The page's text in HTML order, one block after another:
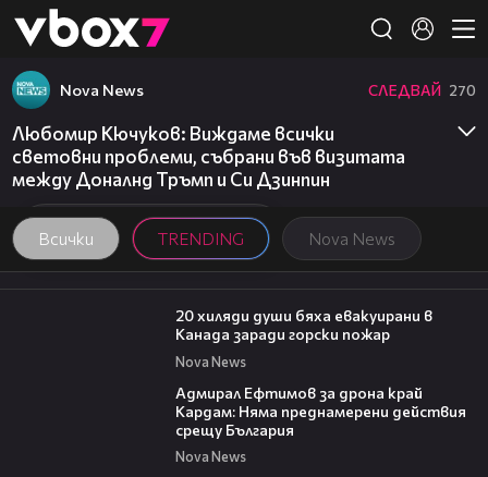
👾
Всички TRENDING Nova News
Nova News СЛЕДВАЙ 270
Любомир Кючуков: Виждаме всички
световни проблеми, събрани във визитата
между Доналнд Тръмп и Си Дзинпин
00:39
20 хиляди души бяха евакуирани в
Канада заради горски пожар
Nova News
Адмирал Ефтимов за дрона край
Кардам: Няма преднамерени действия
срещу България
Nova News